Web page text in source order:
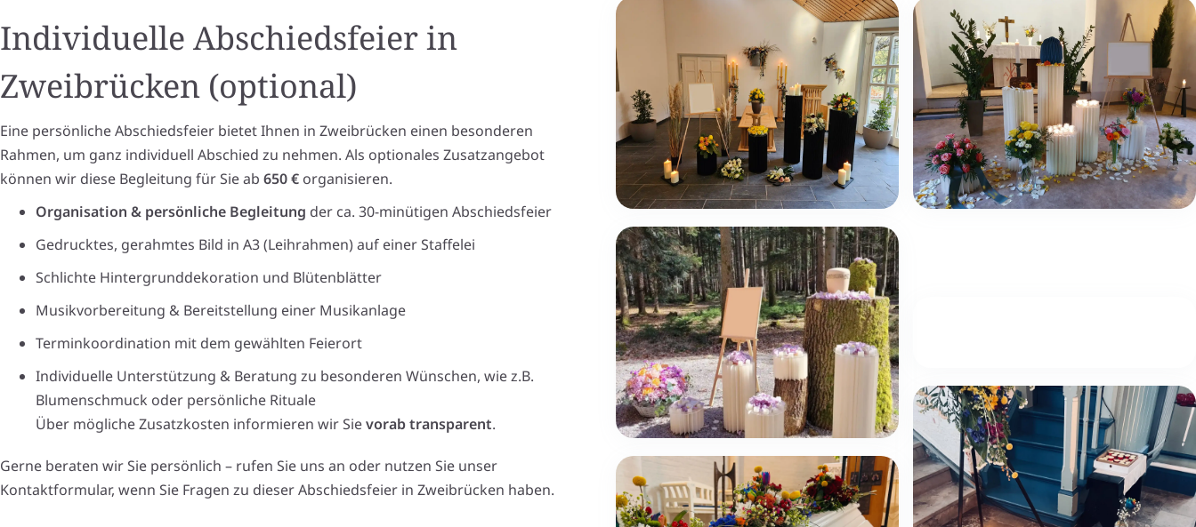
Individuelle Abschiedsfeier in
Zweibrücken (optional)
Eine persönliche Abschiedsfeier bietet Ihnen in Zweibrücken einen besonderen
Rahmen, um ganz individuell Abschied zu nehmen. Als optionales Zusatzangebot
können wir diese Begleitung für Sie ab 650 € organisieren.
Organisation & persönliche Begleitung der ca. 30-minütigen Abschiedsfeier
Gedrucktes, gerahmtes Bild in A3 (Leihrahmen) auf einer Staffelei
Schlichte Hintergrunddekoration und Blütenblätter
Musikvorbereitung & Bereitstellung einer Musikanlage
Terminkoordination mit dem gewählten Feierort
Individuelle Unterstützung & Beratung zu besonderen Wünschen, wie z.B.
Blumenschmuck oder persönliche Rituale
Über mögliche Zusatzkosten informieren wir Sievorab transparent.
Gerne beraten wir Sie persönlich – rufen Sie uns an oder nutzen Sie unser
Kontaktformular, wenn Sie Fragen zu dieser Abschiedsfeier in Zweibrücken haben.